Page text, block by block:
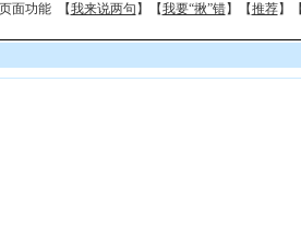
页面功能 【我来说两句 】【我要“揪”错】【推荐】